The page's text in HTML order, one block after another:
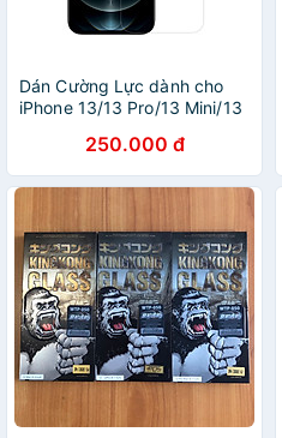
Dán Cường Lực dành cho
iPhone 13/13 Pro/13 Mini/13
Clear - Hàng Nhập Khẩu
250.000 đ